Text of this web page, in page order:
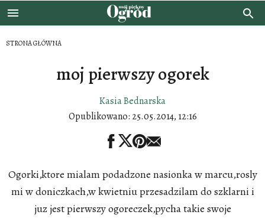
STRONA GŁÓWNA
moj pierwszy ogorek
Kasia Bednarska
Opublikowano: 25.05.2014, 12:16
Ogorki,ktore mialam podadzone nasionka w marcu,rosly
mi w doniczkach,w kwietniu przesadzilam do szklarni i
juz jest pierwszy ogoreczek,pycha takie swoje